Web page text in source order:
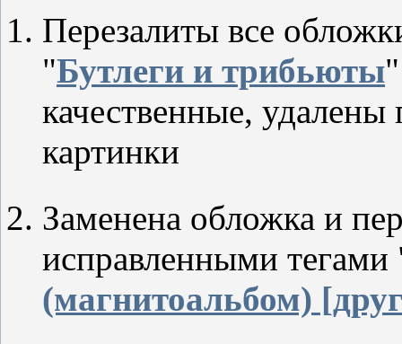
Перезалиты все
"Бутлеги и трибьюты
качественные,
картинки
Заменена обложка и
исправленными тегами
(магнитоальбом)